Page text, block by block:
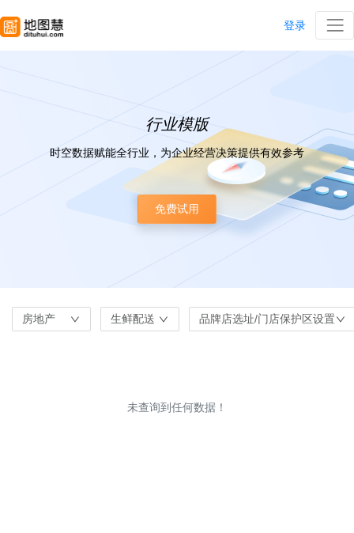
登录
行业模版
时空数据赋能全行业，为企业经营决策提供有效参考
免费试用
房地产 生鲜配送 品牌店选址/门店保护区设置
未查询到任何数据！